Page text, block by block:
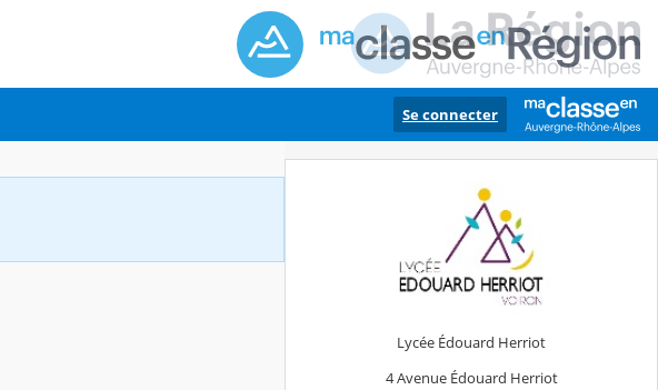
Se connecter
Lycée Édouard Herriot
4 Avenue Édouard Herriot